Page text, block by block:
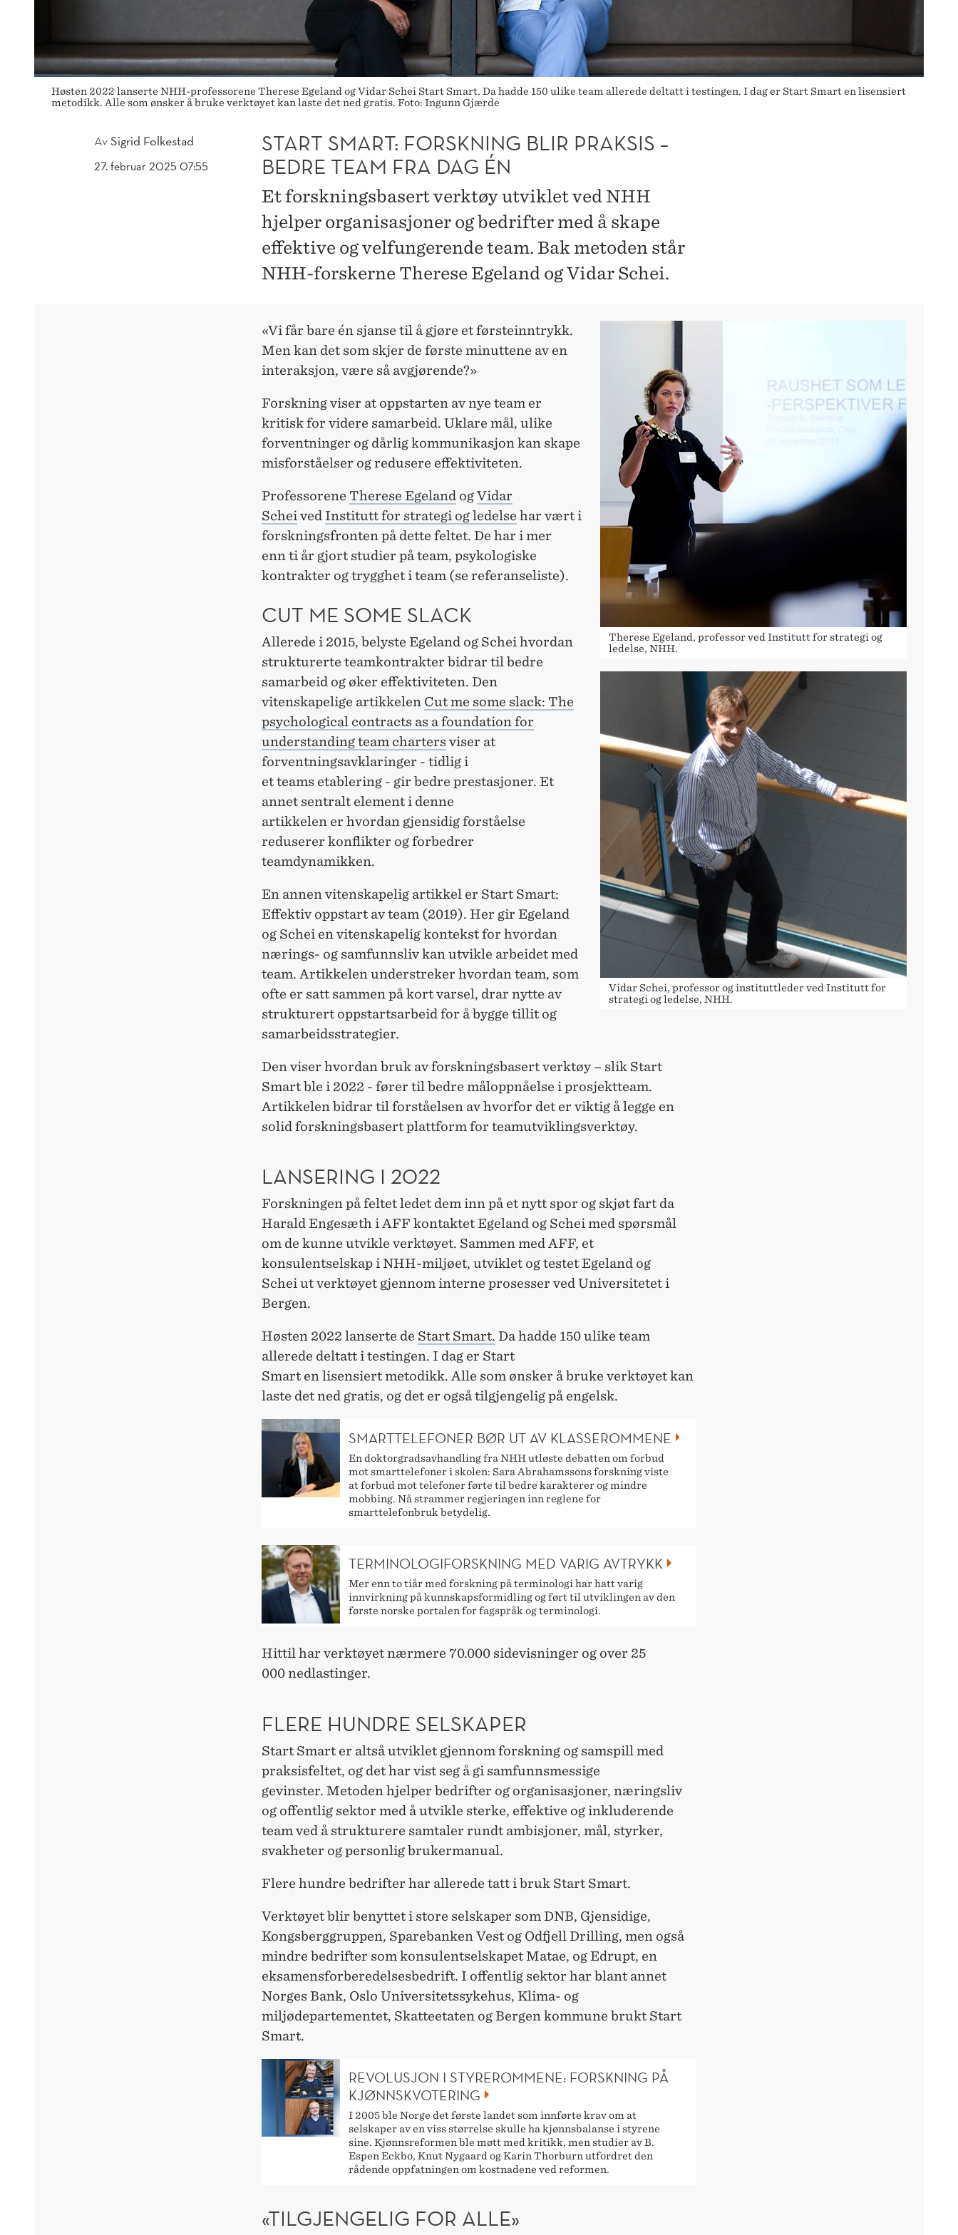
ÉN
Høsten 2022 lanserte NHH-professorene Therese Egeland og Vidar Schei Start Smart. Da hadde 150 ulike team allerede deltatt i testingen. I dag er Start Smart en lisensiert
metodikk. Alle som ønsker å bruke verktøyet kan laste det ned gratis. Foto: Ingunn Gjærde
AvSigrid Folkestad
27. februar 2025 07:55
START SMART: FORSKNING BLIR PRAKSIS –
BEDRE TEAM FRA DAG ÉN
Et forskningsbasert verktøy utviklet ved NHH
hjelper organisasjoner og bedrifter med å skape
effektive og velfungerende team. Bak metoden står
NHH-forskerne Therese Egeland og Vidar Schei.
Therese Egeland, professor ved Institutt for strategi og
ledelse, NHH.
«Vi får bare én sjanse til å gjøre et førsteinntrykk.
Men kan det som skjer de første minuttene av en
interaksjon, være så avgjørende?»
Forskning viser at oppstarten av nye team er
kritisk for videre samarbeid. Uklare mål, ulike
forventninger og dårlig kommunikasjon kan skape
misforståelser og redusere effektiviteten.
Professorene Therese Egeland ogVidar
Scheived Institutt for strategi og ledelse har vært i
forskningsfronten på dette feltet. De har i mer
enn ti år gjort studier på team, psykologiske
kontrakter og trygghet i team (se referanseliste).
Vidar Schei, professor og instituttleder ved Institutt for
strategi og ledelse, NHH.
CUT ME SOME SLACK
Allerede i 2015, belyste Egeland og Schei hvordan
strukturerte teamkontrakter bidrar til bedre
samarbeid og øker effektiviteten. Den
vitenskapelige artikkelen Cut me some slack: The
psychological contracts as a foundation for
understanding team chartersviser at
forventningsavklaringer - tidlig i
et teams etablering - gir bedre prestasjoner. Et
annet sentralt element i denne
artikkelen er hvordan gjensidig forståelse
reduserer konflikter og forbedrer
teamdynamikken.
En annen vitenskapelig artikkel er Start Smart:
Effektiv oppstart av team (2019). Her gir Egeland
og Schei en vitenskapelig kontekst for hvordan
nærings- og samfunnsliv kan utvikle arbeidet med
team. Artikkelen understreker hvordan team, som
ofte er satt sammen på kort varsel, drar nytte av
strukturert oppstartsarbeid for å bygge tillit og
samarbeidsstrategier.
Den viser hvordan bruk av forskningsbasert verktøy – slik Start
Smart ble i 2022 - fører til bedre måloppnåelse i prosjektteam.
Artikkelen bidrar til forståelsen av hvorfor det er viktig å legge en
solid forskningsbasert plattform for teamutviklingsverktøy.
LANSERING I 2022
Forskningen på feltet ledet dem inn på et nytt spor og skjøt fart da
Harald Engesæth i AFF kontaktet Egeland og Schei med spørsmål
om de kunne utvikle verktøyet. Sammen med AFF, et
konsulentselskap i NHH-miljøet, utviklet og testet Egeland og
Schei ut verktøyet gjennom interne prosesser ved Universitetet i
Bergen.
Høsten 2022 lanserte de Start Smart. Da hadde 150 ulike team
allerede deltatt i testingen. I dag er Start
Smart en lisensiert metodikk. Alle som ønsker å bruke verktøyet kan
laste det ned gratis, og det er også tilgjengelig på engelsk.
SMARTTELEFONER BØR UT AV KLASSEROMMENE
En doktorgradsavhandling fra NHH utløste debatten om forbud
mot smarttelefoner i skolen: Sara Abrahamssons forskning viste
at forbud mot telefoner førte til bedre karakterer og mindre
mobbing. Nå strammer regjeringen inn reglene for
smarttelefonbruk betydelig.
TERMINOLOGIFORSKNING MED VARIG AVTRYKK
Mer enn to tiår med forskning på terminologi har hatt varig
innvirkning på kunnskapsformidling og ført til utviklingen av den
første norske portalen for fagspråk og terminologi.
Hittil har verktøyet nærmere 70.000 sidevisninger og over 25
000 nedlastinger.
FLERE HUNDRE SELSKAPER
Start Smart er altså utviklet gjennom forskning og samspill med
praksisfeltet, og det har vist seg å gi samfunnsmessige
gevinster. Metoden hjelper bedrifter og organisasjoner, næringsliv
og offentlig sektor med å utvikle sterke, effektive og inkluderende
team ved å strukturere samtaler rundt ambisjoner, mål, styrker,
svakheter og personlig brukermanual.
Flere hundre bedrifter har allerede tatt i bruk Start Smart.
Verktøyet blir benyttet i store selskaper som DNB, Gjensidige,
Kongsberggruppen, Sparebanken Vest og Odfjell Drilling, men også
mindre bedrifter som konsulentselskapet Matae, og Edrupt, en
eksamensforberedelsesbedrift. I offentlig sektor har blant annet
Norges Bank, Oslo Universitetssykehus, Klima- og
miljødepartementet, Skatteetaten og Bergen kommune brukt Start
Smart.
REVOLUSJON I STYREROMMENE: FORSKNING PÅ
KJØNNSKVOTERING
I 2005 ble Norge det første landet som innførte krav om at
selskaper av en viss størrelse skulle ha kjønnsbalanse i styrene
sine. Kjønnsreformen ble møtt med kritikk, men studier av B.
Espen Eckbo, Knut Nygaard og Karin Thorburn utfordret den
rådende oppfatningen om kostnadene ved reformen.
«TILGJENGELIG FOR ALLE»